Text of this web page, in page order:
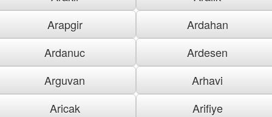
Arapgir
Ardahan
Ardanuc
Ardesen
Arguvan
Arhavi
Aricak
Arifiye